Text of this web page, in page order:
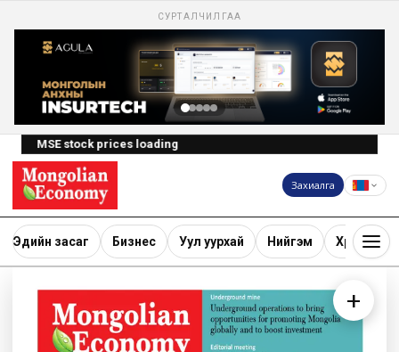
СУРТАЛЧИЛГАА
MSE stock prices loading
Захиалга
Эдийн засаг Бизнес Уул уурхай Нийгэм Хөрөнгө
+